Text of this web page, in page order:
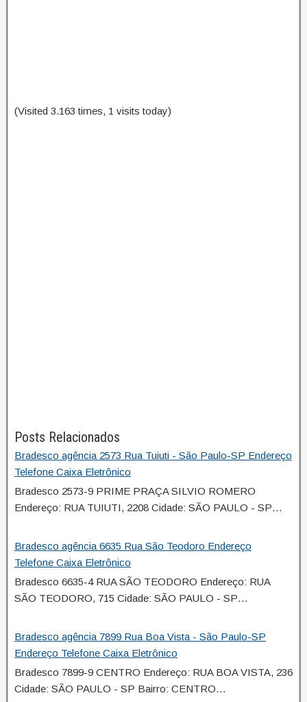
(Visited 3.163 times, 1 visits today)
Posts Relacionados
Bradesco agência 2573 Rua Tuiuti - São Paulo-SP Endereço
Telefone Caixa Eletrônico
Bradesco 2573-9 PRIME PRAÇA SILVIO ROMERO
Endereço: RUA TUIUTI, 2208 Cidade: SÃO PAULO - SP…
Bradesco agência 6635 Rua São Teodoro Endereço
Telefone Caixa Eletrônico
Bradesco 6635-4 RUA SÃO TEODORO Endereço: RUA
SÃO TEODORO, 715 Cidade: SÃO PAULO - SP…
Bradesco agência 7899 Rua Boa Vista - São Paulo-SP
Endereço Telefone Caixa Eletrônico
Bradesco 7899-9 CENTRO Endereço: RUA BOA VISTA, 236
Cidade: SÃO PAULO - SP Bairro: CENTRO…